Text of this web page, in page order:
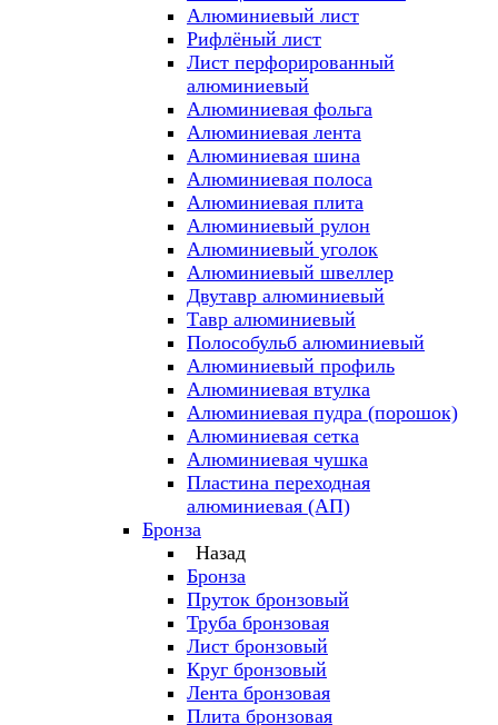
Алюминиевый лист
Рифлёный лист
Лист перфорированный
алюминиевый
Алюминиевая фольга
Алюминиевая лента
Алюминиевая шина
Алюминиевая полоса
Алюминиевая плита
Алюминиевый рулон
Алюминиевый уголок
Алюминиевый швеллер
Двутавр алюминиевый
Тавр алюминиевый
Полособульб алюминиевый
Алюминиевый профиль
Алюминиевая втулка
Алюминиевая пудра (порошок)
Алюминиевая сетка
Алюминиевая чушка
Пластина переходная
алюминиевая (АП)
Бронза
Назад
Бронза
Пруток бронзовый
Труба бронзовая
Лист бронзовый
Круг бронзовый
Лента бронзовая
Плита бронзовая